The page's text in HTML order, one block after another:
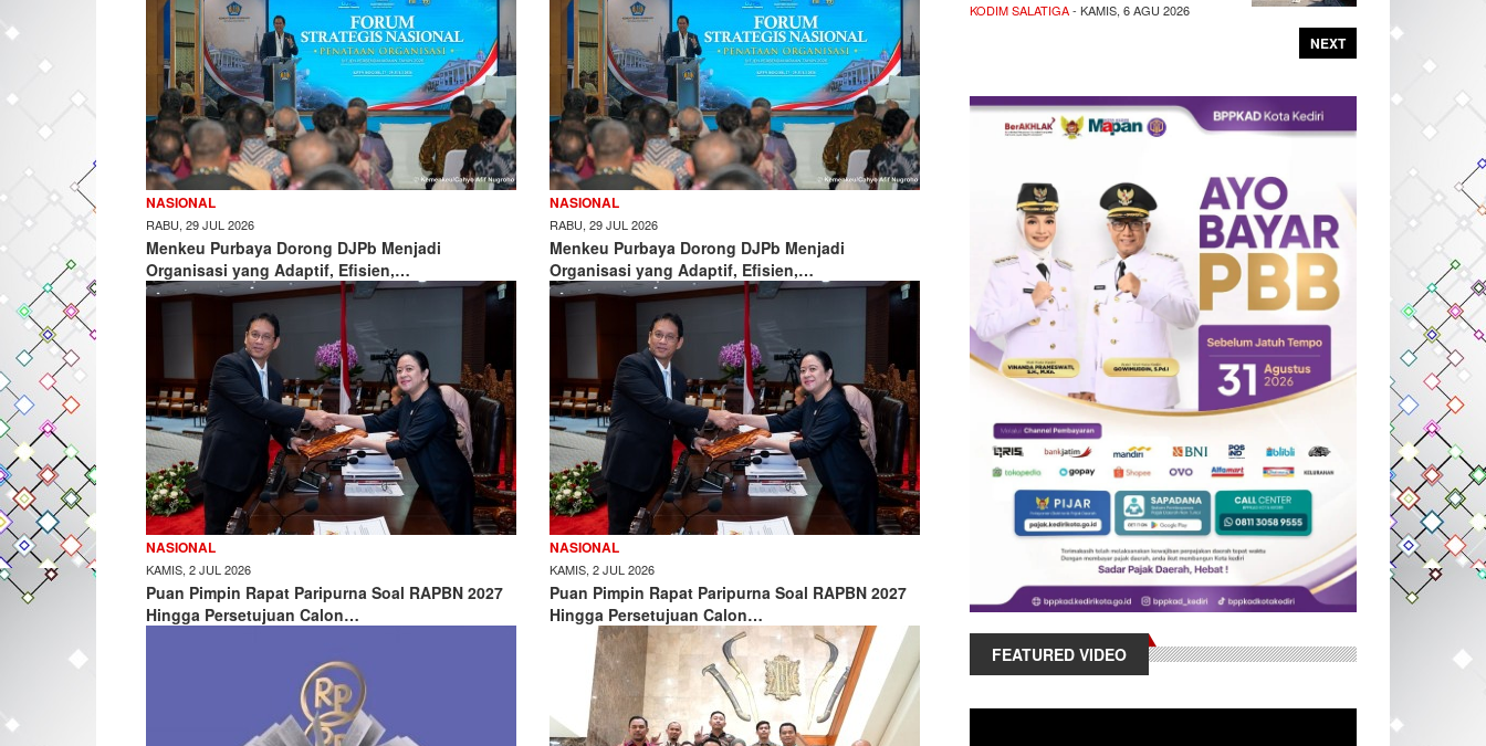
NASIONAL
RABU, 29 JUL 2026
Menkeu Purbaya Dorong DJPb Menjadi
Organisasi yang Adaptif, Efisien,…
NASIONAL
RABU, 29 JUL 2026
Menkeu Purbaya Dorong DJPb Menjadi
Organisasi yang Adaptif, Efisien,…
NASIONAL
KAMIS, 2 JUL 2026
Puan Pimpin Rapat Paripurna Soal RAPBN 2027
Hingga Persetujuan Calon…
NASIONAL
KAMIS, 2 JUL 2026
Puan Pimpin Rapat Paripurna Soal RAPBN 2027
Hingga Persetujuan Calon…
KODIM SALATIGA- KAMIS, 6 AGU 2026
NEXT
FEATURED VIDEO